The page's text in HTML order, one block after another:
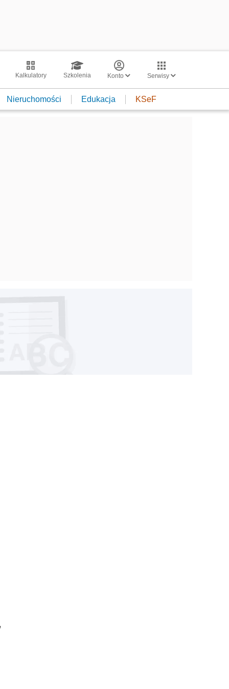
Kalkulatory Szkolenia Konto Serwisy
Nieruchomości Edukacja KSeF